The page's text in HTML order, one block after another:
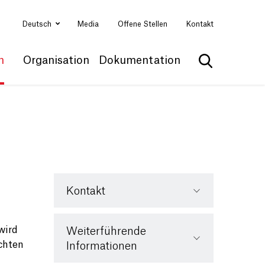
Deutsch Media Offene Stellen Kontakt
Organisation Dokumentation
Suche
Kontakt
Weiterführende
Informationen